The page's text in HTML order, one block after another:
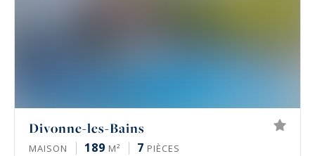
Divonne-les-Bains
MAISON 189 M² 7 PIÈCES